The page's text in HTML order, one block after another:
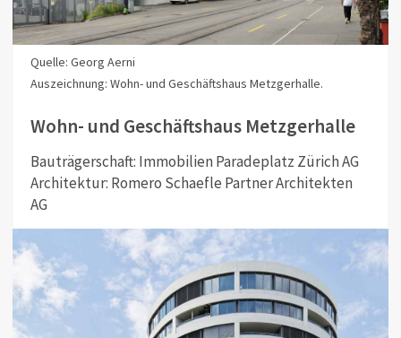
Quelle: Georg Aerni
Auszeichnung: Wohn- und Geschäftshaus Metzgerhalle.
Wohn- und Geschäftshaus Metzgerhalle
Bauträgerschaft: Immobilien Paradeplatz Zürich AG
Architektur: Romero Schaefle Partner Architekten
AG